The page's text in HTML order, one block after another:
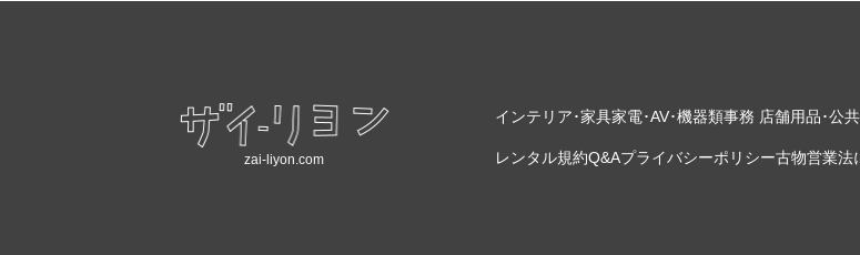
zai-liyon.com
インテリア･家具家電･AV･機器類事務 店舗用品･公
レンタル規約Q&Aプライバシーポリシー古物営業法